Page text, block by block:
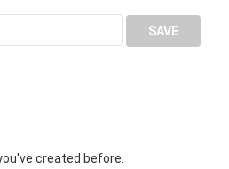
created before.